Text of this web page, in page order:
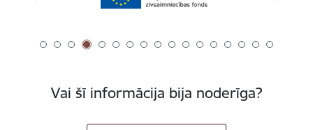
Vai šī informācija bija noderīga?